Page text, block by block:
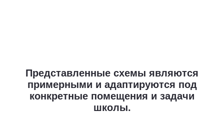
Представленные схемы являются
примерными и адаптируются под
конкретные помещения и задачи
школы.